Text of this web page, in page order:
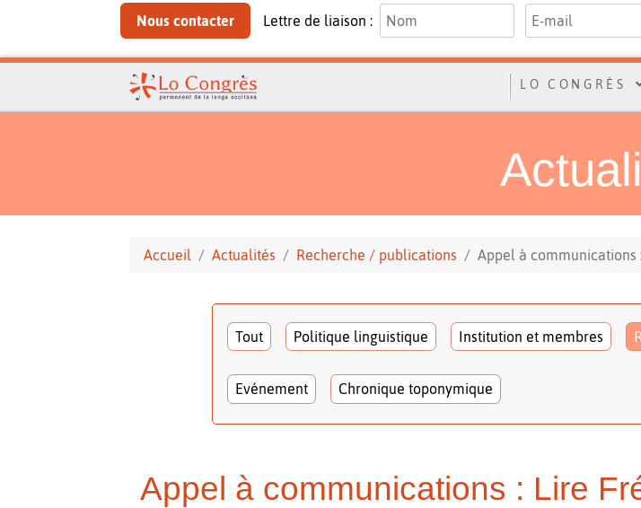
Nous contacter Lettre de liaison :
LO CONGRÈS
Accueil Actualités Recherche / publications Appel à communications
Tout Politique linguistique Institution et membres
Evénement Chronique toponymique
Appel à communications : Lire